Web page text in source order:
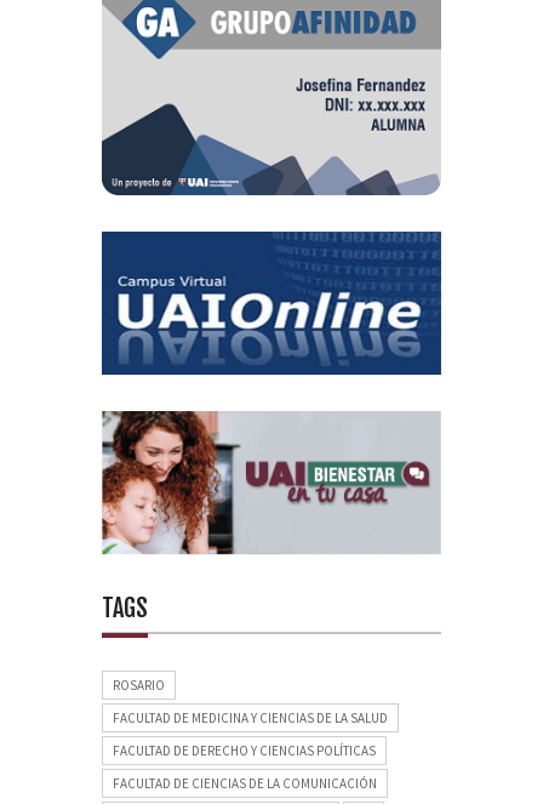
TAGS
ROSARIO
FACULTAD DE MEDICINA Y CIENCIAS DE LA SALUD
FACULTAD DE DERECHO Y CIENCIAS POLÍTICAS
FACULTAD DE CIENCIAS DE LA COMUNICACIÓN